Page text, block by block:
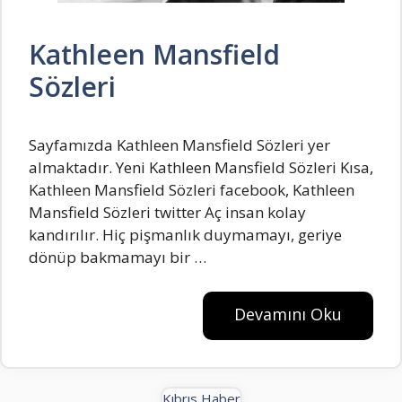
Kathleen Mansfield
Sözleri
Sayfamızda Kathleen Mansfield Sözleri yer
almaktadır. Yeni Kathleen Mansfield Sözleri Kısa,
Kathleen Mansfield Sözleri facebook, Kathleen
Mansfield Sözleri twitter Aç insan koIay
kandırıIır. Hiç pişmanIık duymamayı, geriye
dönüp bakmamayı bir …
Devamını Oku
Kıbrıs Haber